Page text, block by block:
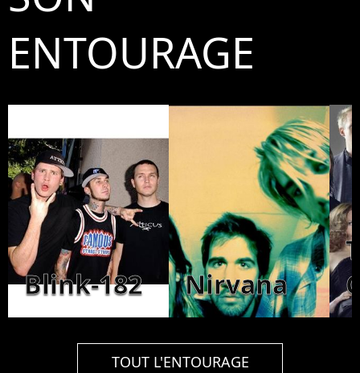
ENTOURAGE
Blink-182 Nirvana
TOUT L'ENTOURAGE